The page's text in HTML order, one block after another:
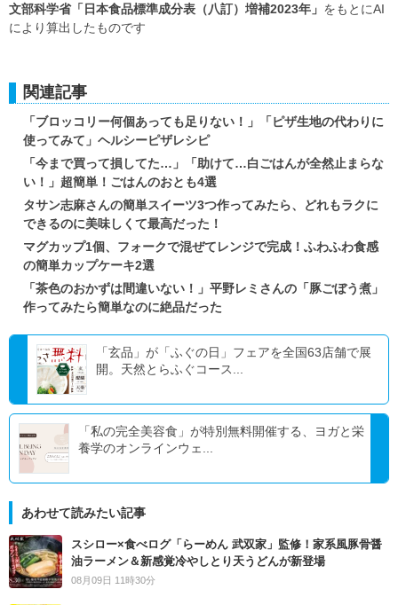
文部科学省「日本食品標準成分表（八訂）増補2023年」 をもとにAI
により算出したものです
関連記事
「ブロッコリー何個あっても足りない！」「ピザ生地の代わりに
使ってみて」ヘルシーピザレシピ
「今まで買って損してた…」「助けて…白ごはんが全然止まらな
い！」超簡単！ごはんのおとも4選
タサン志麻さんの簡単スイーツ3つ作ってみたら、どれもラクに
できるのに美味しくて最高だった！
マグカップ1個、フォークで混ぜてレンジで完成！ふわふわ食感
の簡単カップケーキ2選
「茶色のおかずは間違いない！」平野レミさんの「豚ごぼう煮」
作ってみたら簡単なのに絶品だった
「玄品」が「ふぐの日」フェアを全国63店舗で展
開。天然とらふぐコース...
「私の完全美容食」が特別無料開催する、ヨガと栄
養学のオンラインウェ...
あわせて読みたい記事
スシロー×食べログ「らーめん 武双家」監修！家系風豚骨醤
油ラーメン＆新感覚冷やしとり天うどんが新登場
08月09日 11時30分